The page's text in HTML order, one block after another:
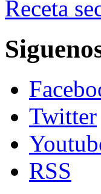
Receta
Twitter
RSS